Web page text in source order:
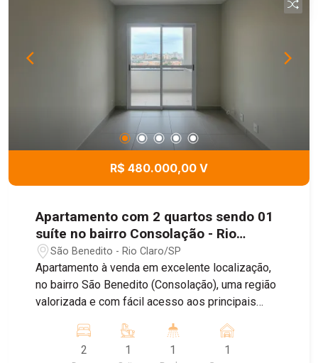
R$ 480.000,00 V
Apartamento com 2 quartos sendo 01
suíte no bairro Consolação - Rio
Claro/SP
São Benedito - Rio Claro/SP
Apartamento à venda em excelente localização,
no bairro São Benedito (Consolação), uma região
valorizada e com fácil acesso aos principais
dormitórios, sendo 01 suíte * Cozinha com
armários e cooktop * Banheiro social * Box de
2 1 1 1